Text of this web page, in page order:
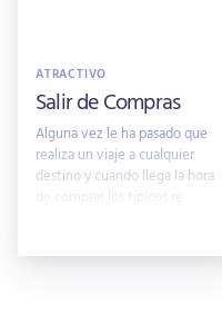
ATRACTIVO
Salir de Compras
Alguna vez le ha pasado que
realiza un viaje a cualquier
destino y cuando llega la hora
de comprar los típicos re